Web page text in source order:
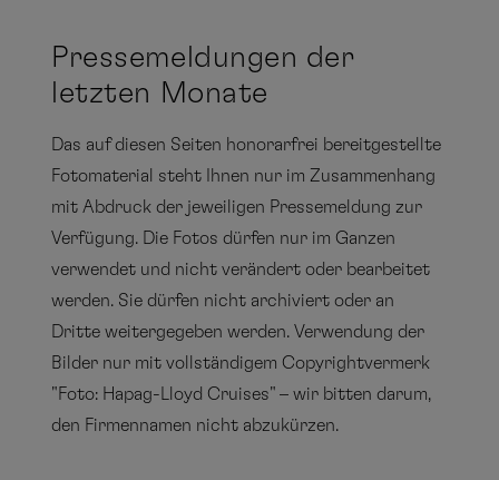
Pressemeldungen der
letzten Monate
Das auf diesen Seiten honorarfrei bereitgestellte
Fotomaterial steht Ihnen nur im Zusammenhang
mit Abdruck der jeweiligen Pressemeldung zur
Verfügung. Die Fotos dürfen nur im Ganzen
verwendet und nicht verändert oder bearbeitet
werden. Sie dürfen nicht archiviert oder an
Dritte weitergegeben werden. Verwendung der
Bilder nur mit vollständigem Copyrightvermerk
"Foto: Hapag-Lloyd Cruises" – wir bitten darum,
den Firmennamen nicht abzukürzen.